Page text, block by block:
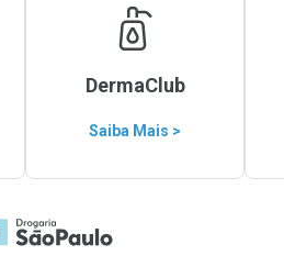
DermaClub
Saiba Mais >
a Home